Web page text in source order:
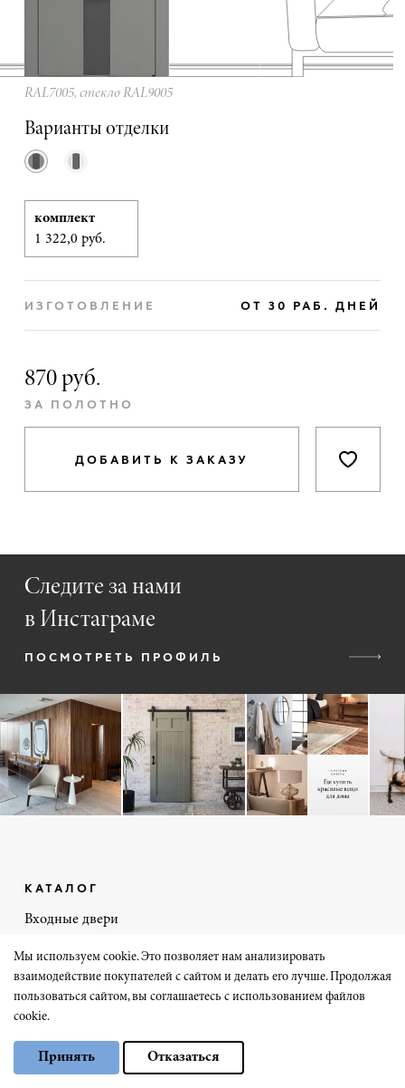
ИЗГОТОВЛЕНИЕ ОТ 30 РАБ. ДНЕЙ
870 руб.
ЗА ПОЛОТНО
ДОБАВИТЬ К ЗАКАЗУ
RAL7005, стекло RAL9005
Варианты отделки
комплект
1 322,0 руб.
Следите за нами
в Инстаграме
ПОСМОТРЕТЬ ПРОФИЛЬ
КАТАЛОГ
Входные двери
Межкомнатные
Комплексные решения
Перегородки
Мы используем cookie. Это позволяет нам анализировать
взаимодействие покупателей с сайтом и делать его лучше. Продолжая
пользоваться сайтом, вы соглашаетесь с использованием файлов
cookie.
Минимальные
Принять Отказаться